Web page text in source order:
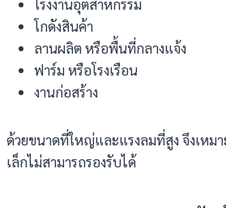
โรงงานอุตสาหกรรม
โกดังสินค้า
ลานผลิต หรือพื้นที่กลางแจ้ง
ฟาร์ม หรือโรงเรือน
งานก่อสร้าง
ด้วยขนาดที่ใหญ่และแรงลมที่สูง จึงเห
เล็กไม่สามารถรองรับได้